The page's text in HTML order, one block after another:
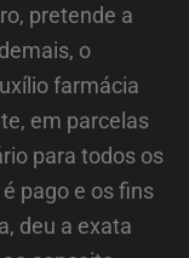
pretende a
o
farmácia
em parcelas
para todos os
pago e os fins
deu a exata